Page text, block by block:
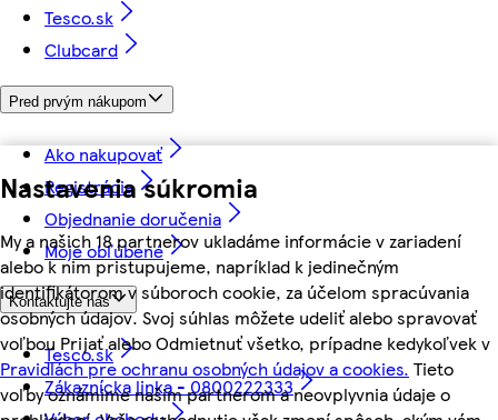
Nastavenia súkromia
My a našich 18 partnerov ukladáme informácie v zariadení
alebo k nim pristupujeme, napríklad k jedinečným
identifikátorom v súboroch cookie, za účelom spracúvania
osobných údajov. Svoj súhlas môžete udeliť alebo spravovať
voľbou Prijať alebo Odmietnuť všetko, prípadne kedykoľvek v
Pravidlách pre ochranu osobných údajov a cookies. Tieto
voľby oznámime našim partnerom a neovplyvnia údaje o
Tesco.sk
Clubcard
Pred prvým nákupom
Ako nakupovať
Registrácia
Objednanie doručenia
Moje obľúbené
Kontaktujte nás
Tesco.sk
Zákaznícka linka - 0800222333